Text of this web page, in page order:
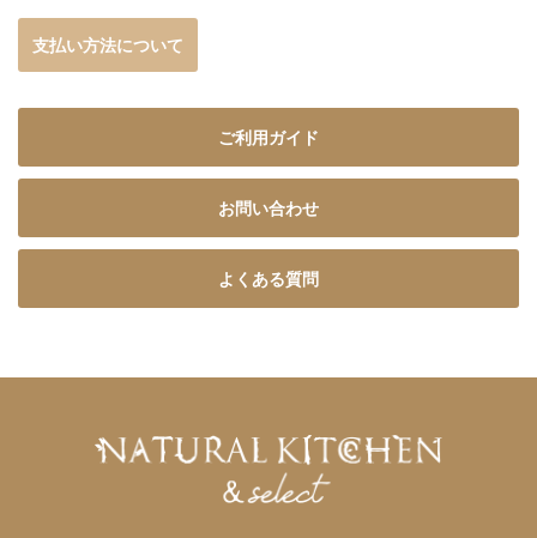
支払い方法について
ご利用ガイド
お問い合わせ
よくある質問